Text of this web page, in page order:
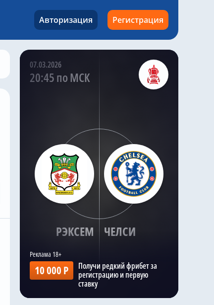
Авторизация Регистрация
07.03.2026
20:45 по МСК
РЭКСЕМ ЧЕЛСИ
10 000 Р
Получи редкий фрибет за
регистрацию и первую
ставку
@chelseanews_bot 5 часов назад
Комментировать
«привозов» в «Челси» рад,
что он теперь не самый
«старый дядя» в клубе
Комментировать
@chelseanews_bot 2 часа назад
«Манчестер Сити»
отреагировал на
шокирующую цену в
размере £75 млн за звезду
Комментировать
Kazak,29 минут назад